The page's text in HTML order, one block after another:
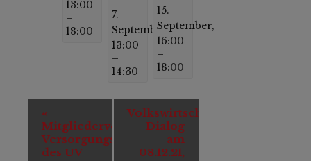
13:00
–
18:00
7.
September,
13:00
–
14:30
15.
September,
16:00
–
18:00
Navigation
«
Mitgliederversammlung
Versorgungswerk
des UV
Volkswirtschaftlicher
Dialog
am
08.12.21,